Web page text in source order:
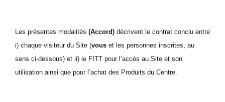
Les présentes modalités (Accord) décrivent le contrat conclu entre
i) chaque visiteur du Site (vous et les personnes inscrites, au
sens ci-dessous) et ii) le FITT pour l’accès au Site et son
utilisation ainsi que pour l’achat des Produits du Centre.